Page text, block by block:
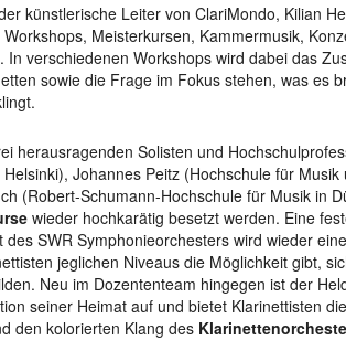
künstlerische Leiter von ClariMondo, Kilian
Workshops, Meisterkursen, Kammermusik,
In verschiedenen Workshops wird dabei das
sowie die Frage im Fokus stehen, was es
herausragenden Solisten und
Johannes Peitz (Hochschule für
(Robert-Schumann-Hochschule für Musik in
wieder hochkarätig besetzt werden. Eine
des SWR Symphonieorchesters wird wieder
jeglichen Niveaus die Möglichkeit gibt,
Neu im Dozententeam hingegen ist der
seiner Heimat auf und bietet Klarinettisten
den kolorierten Klang des